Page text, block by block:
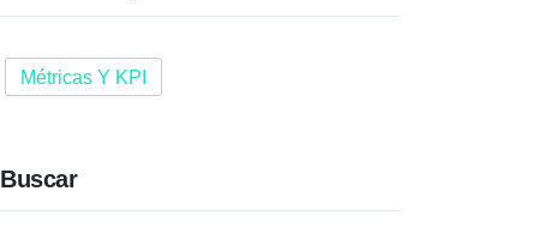
Métricas Y KPI
Buscar